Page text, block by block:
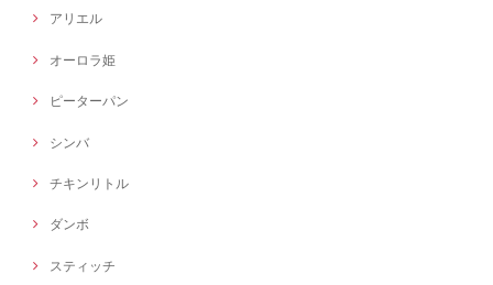
アリエル
オーロラ姫
ピーターパン
シンバ
チキンリトル
ダンボ
スティッチ